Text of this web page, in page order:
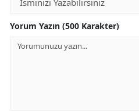
Yorum Yazın (500 Karakter)